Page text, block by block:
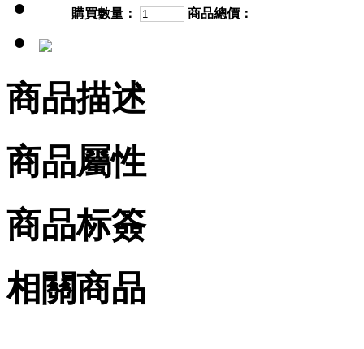
購買數量： 商品總價：
商品描述
商品屬性
商品标簽
相關商品